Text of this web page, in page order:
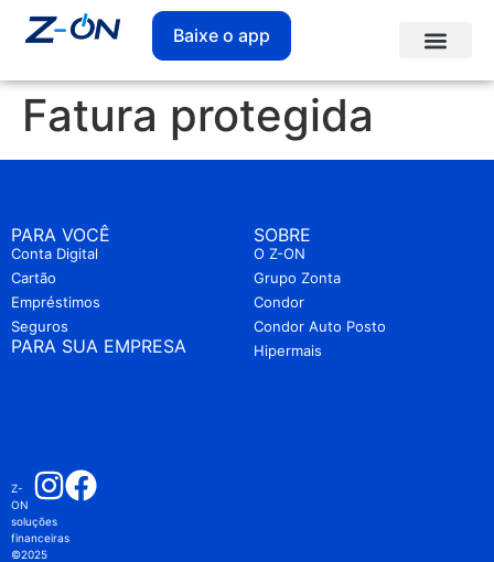
Baixe o app
Fatura protegida
PARA VOCÊ
Conta Digital
Cartão
Empréstimos
Seguros
PARA SUA EMPRESA
SOBRE
O Z-ON
Grupo Zonta
Condor
Condor Auto Posto
Hipermais
Z-
ON
soluções
financeiras
©2025